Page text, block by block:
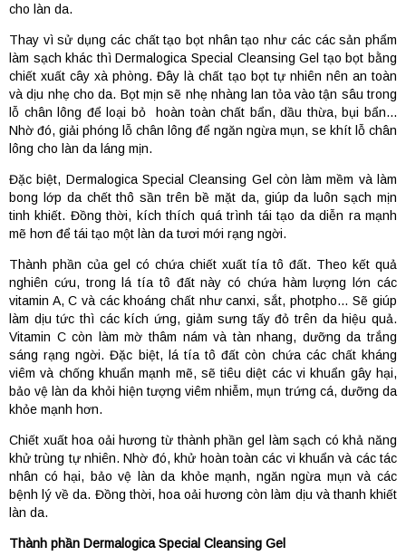
cho làn da.
Thay vì sử dụng các chất tạo bọt nhân tạo như các các sản phẩm
làm sạch khác thì Dermalogica Special Cleansing Gel tạo bọt bằng
chiết xuất cây xà phòng. Đây là chất tạo bọt tự nhiên nên an toàn
và dịu nhẹ cho da. Bọt mịn sẽ nhẹ nhàng lan tỏa vào tận sâu trong
lỗ chân lông để loại bỏ hoàn toàn chất bẩn, dầu thừa, bụi bẩn...
Nhờ đó, giải phóng lỗ chân lông để ngăn ngừa mụn, se khít lỗ chân
lông cho làn da láng mịn.
Đặc biệt, Dermalogica Special Cleansing Gel còn làm mềm và làm
bong lớp da chết thô sần trên bề mặt da, giúp da luôn sạch mịn
tinh khiết. Đồng thời, kích thích quá trình tái tạo da diễn ra mạnh
mẽ hơn để tái tạo một làn da tươi mới rạng ngời.
Thành phần của gel có chứa chiết xuất tía tô đất. Theo kết quả
nghiên cứu, trong lá tía tô đất này có chứa hàm lượng lớn các
vitamin A, C và các khoáng chất như canxi, sắt, photpho… Sẽ giúp
làm dịu tức thì các kích ứng, giảm sưng tấy đỏ trên da hiệu quả.
Vitamin C còn làm mờ thâm nám và tàn nhang, dưỡng da trắng
sáng rạng ngời. Đặc biệt, lá tía tô đất còn chứa các chất kháng
viêm và chống khuẩn mạnh mẽ, sẽ tiêu diệt các vi khuẩn gây hại,
bảo vệ làn da khỏi hiện tượng viêm nhiễm, mụn trứng cá, dưỡng da
khỏe mạnh hơn.
Chiết xuất hoa oải hương từ thành phần gel làm sạch có khả năng
khử trùng tự nhiên. Nhờ đó, khử hoàn toàn các vi khuẩn và các tác
nhân có hại, bảo vệ làn da khỏe mạnh, ngăn ngừa mụn và các
bệnh lý về da. Đồng thời, hoa oải hương còn làm dịu và thanh khiết
làn da.
Thành phần Dermalogica Special Cleansing Gel